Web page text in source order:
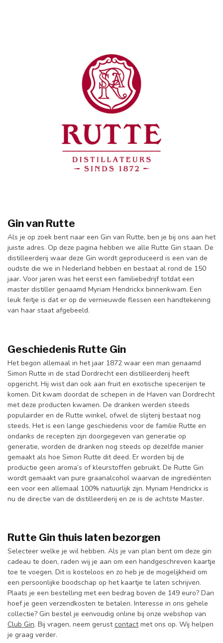
Gin van Rutte
Als je op zoek bent naar een Gin van Rutte, ben je bij ons aan het
juiste adres. Op deze pagina hebben we alle Rutte Gin staan. De
distilleerderij waar deze Gin wordt geproduceerd is een van de
oudste die we in Nederland hebben en bestaat al rond de 150
jaar. Voor jaren was het eerst een familiebedrijf totdat een
master distiller genaamd Myriam Hendrickx binnenkwam. Een
leuk feitje is dat er op de vernieuwde flessen een handtekening
van haar staat afgebeeld.
Geschiedenis Rutte Gin
Het begon allemaal in het jaar 1872 waar een man genaamd
Simon Rutte in de stad Dordrecht een distilleerderij heeft
opgericht. Hij wist dan ook aan fruit en exotische specerijen te
komen. Dit kwam doordat de schepen in de Haven van Dordrecht
met deze producten kwamen. De dranken werden steeds
populairder en de Rutte winkel, ofwel de slijterij bestaat nog
steeds. Het is een lange geschiedenis voor de familie Rutte en
ondanks de recepten zijn doorgegeven van generatie op
generatie, worden de dranken nog steeds op dezelfde manier
gemaakt als hoe Simon Rutte dit deed. Er worden bij de
productie geen aroma’s of kleurstoffen gebruikt. De Rutte Gin
wordt gemaakt van pure graanalcohol waarvan de ingrediënten
een voor een allemaal 100% natuurlijk zijn. Myriam Hendrickx is
nu de directie van de distilleerderij en ze is de achtste Master.
Rutte Gin thuis laten bezorgen
Selecteer welke je wil hebben. Als je van plan bent om deze gin
cadeau te doen, raden wij je aan om een handgeschreven kaartje
toe te voegen. Dit is kosteloos en zo heb je de mogelijkheid om
een persoonlijke boodschap op het kaartje te laten schrijven.
Plaats je een bestelling met een bedrag boven de 149 euro? Dan
hoef je geen verzendkosten te betalen. Interesse in ons gehele
collectie? Gin bestel je eenvoudig online bij onze webshop van
Club Gin. Bij vragen, neem gerustcontactmet ons op. Wij helpen
je graag verder.